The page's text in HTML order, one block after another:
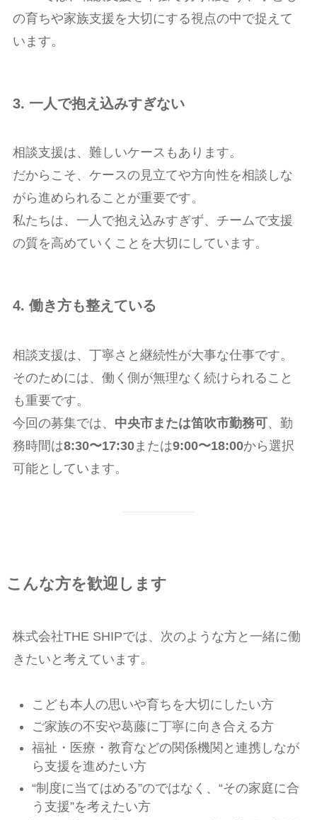
の育ちや家族支援を大切にする視点の中で捉えて
います。
3. 一人で抱え込みすぎない
相談支援は、難しいケースもあります。
だからこそ、ケースの見立てや方向性を相談しな
がら進められることが重要です。
私たちは、一人で抱え込みすぎず、チームで支援
の質を高めていくことを大切にしています。
4. 働き方も整えている
相談支援は、丁寧さと継続性が大事な仕事です。
そのためには、働く側が無理なく続けられること
も重要です。
今回の募集では、 中央市または笛吹市勤務可、勤
務時間は8:30〜17:30または9:00〜18:00から選択
可能としています。
こんな方を歓迎します
株式会社THE SHIPでは、次のような方と一緒に働
きたいと考えています。
こども本人の思いや育ちを大切にしたい方
ご家族の不安や葛藤に丁寧に向き合える方
福祉・医療・教育などの関係機関と連携しなが
ら支援を進めたい方
“制度に当てはめる”のではなく、“その家庭に合
う支援”を考えたい方